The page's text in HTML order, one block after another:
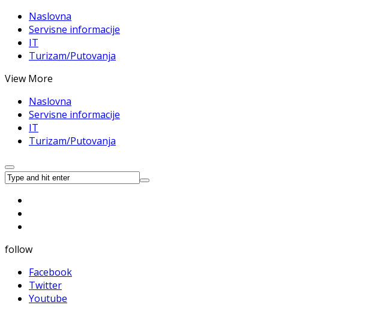
Naslovna
Servisne informacije
IT
Turizam/Putovanja
View More
Naslovna
Servisne informacije
IT
Turizam/Putovanja
follow
Facebook
Twitter
Youtube